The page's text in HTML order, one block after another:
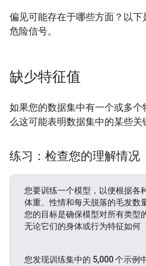
偏见可能存在于哪些方面？以
危险信号。
缺少特征值
如果您的数据集中有一个或多
么这可能表明数据集中的某些关
练习：检查您的理解情况
您要训练一个模型，以便根据各
体重、性情和每天脱落的毛发数
您的目标是确保模型对所有类型
无论它们的身体或行为特征如何
您发现训练集中的 5,000 个示例